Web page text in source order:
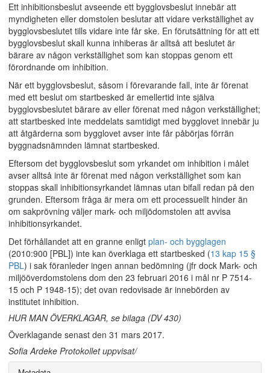
Ett inhibitionsbeslut avseende ett bygglovsbeslut innebär att
myndigheten eller domstolen beslutar att vidare verkställighet av
bygglovsbeslutet tills vidare inte får ske. En förutsättning för att ett
bygglovsbeslut skall kunna inhiberas är alltså att beslutet är
bärare av någon verkställighet som kan stoppas genom ett
förordnande om inhibition.
När ett bygglovsbeslut, såsom i förevarande fall, inte är förenat
med ett beslut om startbesked är emellertid inte själva
bygglovsbeslutet bärare av eller förenat med någon verkställighet;
att startbesked inte meddelats samtidigt med bygglovet innebär ju
att åtgärderna som bygglovet avser inte får påbörjas förrän
byggnadsnämnden lämnat startbesked.
Eftersom det bygglovsbeslut som yrkandet om inhibition i målet
avser alltså inte är förenat med någon verkställighet som kan
stoppas skall inhibitionsyrkandet lämnas utan bifall redan på den
grunden. Eftersom fråga är mera om ett processuellt hinder än
om sakprövning väljer mark- och miljödomstolen att avvisa
inhibitionsyrkandet.
Det förhållandet att en granne enligt plan- och bygglagen
(2010:900 [PBL]) inte kan överklaga ett startbesked (13 kap 15 §
PBL) i sak föranleder ingen annan bedömning (jfr dock Mark- och
miljööverdomstolens dom den 23 februari 2016 i mål nr P 7514-
15 och P 1948-15); det ovan redovisade är innebörden av
institutet inhibition.
HUR MAN ÖVERKLAGAR, se bilaga (DV 430)
Överklagande senast den 31 mars 2017.
Sofia Ardeke Protokollet uppvisat/